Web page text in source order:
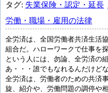
タグ: 失業保険・認定・延長
労働・職場・雇用の法律
全労済は、全国労働者共済生活
組合だ。ハローワークで仕事を
という人には、勿論、全労済の
あ・・・誰でもなれるんだけど
全労済は、労働者のための共済
旋、紹介や、労働問題の調停や相